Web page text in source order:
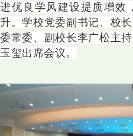
进优良学风建设提质增效
升。学校党委副书记、校
委常委、副校长李广松主
玉玺出席会议。